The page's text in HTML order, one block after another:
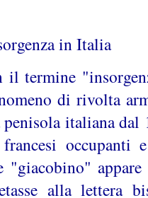
in Italia
il termine
di rivolta
italiana dal
francesi
"giacobino"
alla lettera